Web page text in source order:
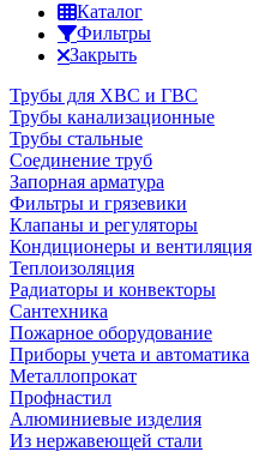
Каталог
Фильтры
Закрыть
Трубы для ХВС и ГВС
Трубы канализационные
Трубы стальные
Соединение труб
Запорная арматура
Фильтры и грязевики
Клапаны и регуляторы
Кондиционеры и вентиляция
Теплоизоляция
Радиаторы и конвекторы
Сантехника
Пожарное оборудование
Приборы учета и автоматика
Металлопрокат
Профнастил
Алюминиевые изделия
Из нержавеющей стали